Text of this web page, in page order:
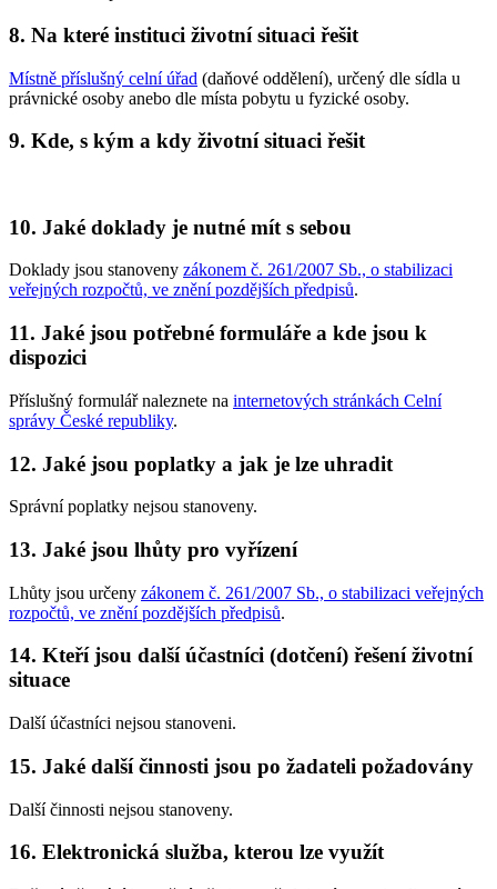
8. Na které instituci životní situaci řešit
Místně příslušný celní úřad (daňové oddělení), určený dle sídla u
právnické osoby anebo dle místa pobytu u fyzické osoby.
9. Kde, s kým a kdy životní situaci řešit
10. Jaké doklady je nutné mít s sebou
Doklady jsou stanoveny zákonem č. 261/2007 Sb., o stabilizaci
veřejných rozpočtů, ve znění pozdějších předpisů.
11. Jaké jsou potřebné formuláře a kde jsou k
dispozici
Příslušný formulář naleznete na internetových stránkách Celní
správy České republiky.
12. Jaké jsou poplatky a jak je lze uhradit
Správní poplatky nejsou stanoveny.
13. Jaké jsou lhůty pro vyřízení
Lhůty jsou určeny zákonem č. 261/2007 Sb., o stabilizaci veřejných
rozpočtů, ve znění pozdějších předpisů.
14. Kteří jsou další účastníci (dotčení) řešení životní
situace
Další účastníci nejsou stanoveni.
15. Jaké další činnosti jsou po žadateli požadovány
Další činnosti nejsou stanoveny.
16. Elektronická služba, kterou lze využít